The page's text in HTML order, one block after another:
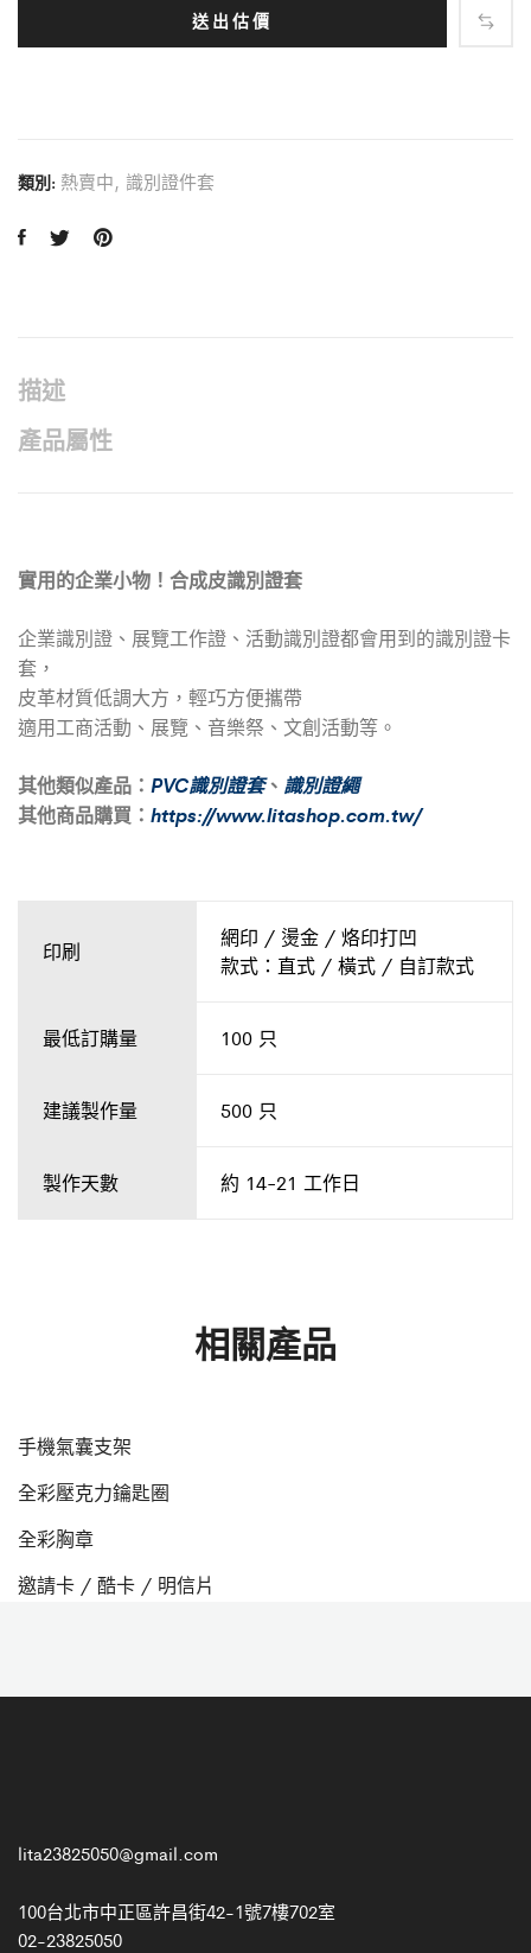
送出估價
類別: 熱賣中, 識別證件套
描述
產品屬性
實用的企業小物！合成皮識別證套
企業識別證、展覽工作證、活動識別證都會用到的識別證卡
套，
皮革材質低調大方，輕巧方便攜帶
適用工商活動、展覽、音樂祭、文創活動等。
其他類似產品： PVC識別證套、 識別證繩
其他商品購買： https://www.litashop.com.tw/
印刷
網印 / 燙金 / 烙印打凹
款式：直式 / 橫式 / 自訂款式
最低訂購量 100 只
建議製作量 500 只
製作天數 約 14-21 工作日
相關產品
hot
手機氣囊支架
hot
全彩壓克力鑰匙圈
hot
全彩胸章
hot
邀請卡 / 酷卡 / 明信片
lita23825050@gmail.com
100台北市中正區許昌街42-1號7樓702室
02-23825050